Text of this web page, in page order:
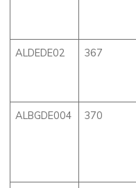
ALDEDE02 367
ALBGDE004 370